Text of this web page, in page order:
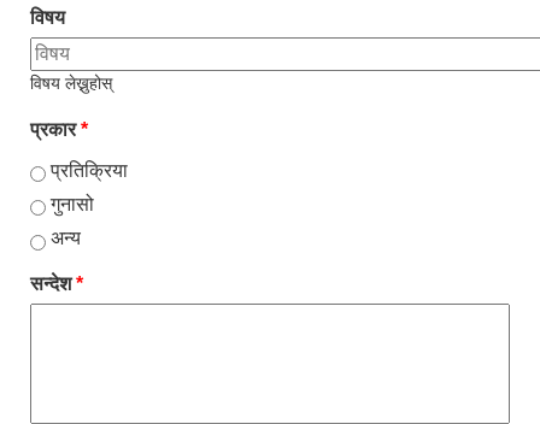
विषय
विषय लेख्नुहोस्
प्रकार*
प्रतिक्रिया
गुनासो
अन्य
सन्देश*